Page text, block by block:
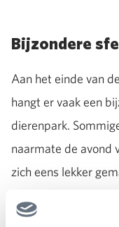
Bijzondere
Aan het einde van
hangt er vaak een
dierenpark.
naarmate de avond
zich eens lekker
ochtend eens in de